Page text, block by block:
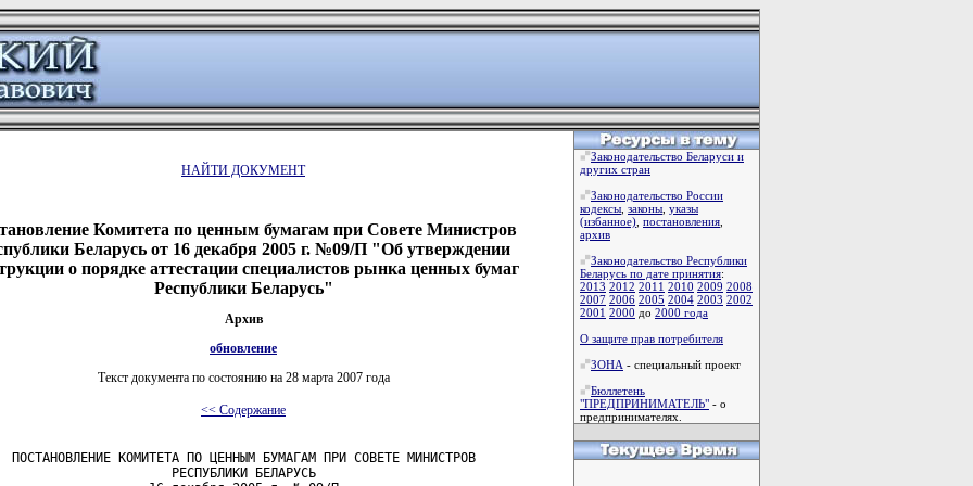
НАЙТИ ДОКУМЕНТ
Комитета по ценным бумагам при Совете Министров
Беларусь от 16 декабря 2005 г. №09/П "Об утверждении
о порядке аттестации специалистов рынка ценных бумаг
Республики Беларусь"
Архив
обновление
Текст документа по состоянию на 28 марта 2007 года
<< Содержание
Законодательство Беларуси и
других стран
Законодательство России
кодексы законы указы
(избанное) постановления
архив
Законодательство Республики
Беларусь по дате принятия:
2013 2012 2011 2010 2009 2008
2007 2006 2005 2004 2003 2002
2001 2000 до 2000 года
О защите прав потребителя
ЗОНА - специальный проект
Бюллетень
"ПРЕДПРИНИМАТЕЛЬ" - о
предпринимателях.